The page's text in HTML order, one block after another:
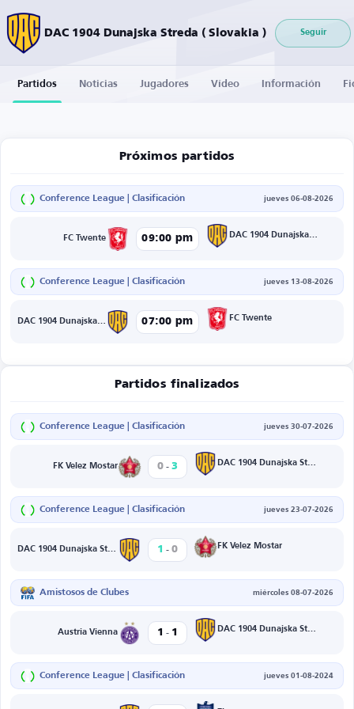
DAC 1904 Dunajska Streda ( Slovakia ) Seguir
Partidos Noticias Jugadores Vídeo Información
Próximos partidos
Conference League | Clasificación jueves 06-08-2026
FC Twente 09:00 pm DAC 1904 Dunajska Streda
Conference League | Clasificación jueves 13-08-2026
DAC 1904 Dunajska Streda 07:00 pm FC Twente
Partidos finalizados
Conference League | Clasificación jueves 30-07-2026
FK Velez Mostar 0 - 3 DAC 1904 Dunajska Streda
Conference League | Clasificación jueves 23-07-2026
DAC 1904 Dunajska Streda 1 - 0 FK Velez Mostar
Amistosos de Clubes miércoles 08-07-2026
Austria Vienna 1 - 1 DAC 1904 Dunajska Streda
Conference League | Clasificación jueves 01-08-2024